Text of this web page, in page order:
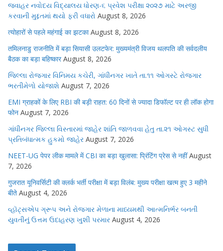
જવાહર નવોદય વિદ્યાલય ધોરણ-૬ પ્રવેશ પરીક્ષા ૨૦૨૭ માટે અરજી
કરવાની મુદ્દતમાં થયો ફરી વધારો August 8, 2026
त्योहारों से पहले महंगाई का झटका August 8, 2026
तमिलनाडु राजनीति में बड़ा सियासी उलटफेर: मुख्यमंत्री विजय थलपति की सर्वदलीय
बैठक का बड़ा बहिष्कार August 8, 2026
જિલ્લા રોજગાર વિનિમય કચેરી, ગાંધીનગર ખાતે તા.૧૧ ઓગસ્ટે રોજગાર
ભરતીમેળો યોજાશે August 7, 2026
EMI ग्राहकों के लिए RBI की बड़ी राहत: 60 दिनों से ज्यादा डिफॉल्ट पर ही लॉक होगा
फोन August 7, 2026
ગાંધીનગર જિલ્લા વિસ્તારમાં જાહેર શાંતિ જાળવવા હેતુ તા.૨૧ ઓગસ્ટ સુધી
પ્રતિબંધાત્મક હુકમો જાહેર August 7, 2026
NEET-UG पेपर लीक मामले में CBI का बड़ा खुलासा: प्रिंटिंग प्रेस से नहीं August
7, 2026
गुजरात यूनिवर्सिटी की क्लर्क भर्ती परीक्षा में बड़ा विलंब: मुख्य परीक्षा खत्म हुए 3 महीने
बीते August 4, 2026
વ્હૉટ્સએપ ગ્રૂપ અને રોજગાર મેળાના માધ્યમથી આત્મનિર્ભર બનતી
યુવતીનું ઉત્તમ ઉદાહરણ ખુશી પરમાર August 4, 2026